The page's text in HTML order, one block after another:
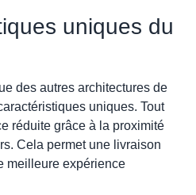
uniques du
des autres architectures de
uniques. Tout
réduite grâce à la proximité
Cela permet une livraison
meilleure expérience